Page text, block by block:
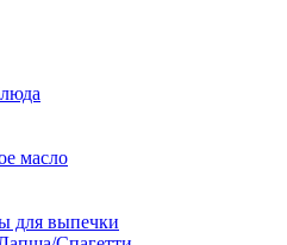
масло
для выпечки